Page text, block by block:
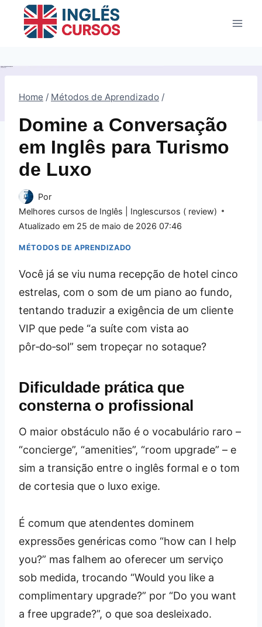
Home / Métodos de Aprendizado /
Domine a Conversação
em Inglês para Turismo
de Luxo
Por
Melhores cursos de Inglês | Inglescursos ( review)
Atualizado em 25 de maio de 2026 07:46
MÉTODOS DE APRENDIZADO
Você já se viu numa recepção de hotel cinco
estrelas, com o som de um piano ao fundo,
tentando traduzir a exigência de um cliente
VIP que pede “a suíte com vista ao
pôr‑do‑sol” sem tropeçar no sotaque?
Dificuldade prática que
consterna o profissional
O maior obstáculo não é o vocabulário raro –
“concierge”, “amenities”, “room upgrade” – e
sim a transição entre o inglês formal e o tom
de cortesia que o luxo exige.
É comum que atendentes dominem
expressões genéricas como “how can I help
you?” mas falhem ao oferecer um serviço
sob medida, trocando “Would you like a
complimentary upgrade?” por “Do you want
a free upgrade?”, o que soa desleixado.